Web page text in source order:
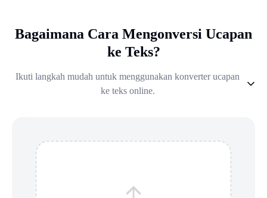
Bagaimana Cara Mengonversi Ucapan
ke Teks?
Ikuti langkah mudah untuk menggunakan konverter ucapan
ke teks online.